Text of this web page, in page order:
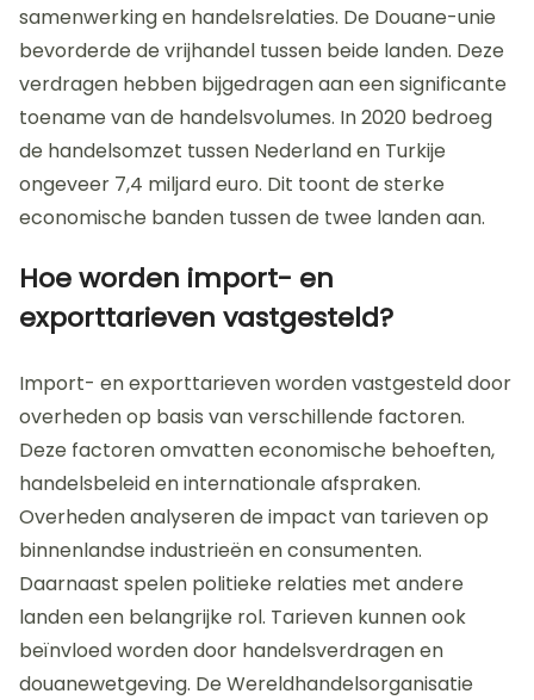
samenwerking en handelsrelaties. De Douane-unie
bevorderde de vrijhandel tussen beide landen. Deze
verdragen hebben bijgedragen aan een significante
toename van de handelsvolumes. In 2020 bedroeg
de handelsomzet tussen Nederland en Turkije
ongeveer 7,4 miljard euro. Dit toont de sterke
economische banden tussen de twee landen aan.
Hoe worden import- en
exporttarieven vastgesteld?
Import- en exporttarieven worden vastgesteld door
overheden op basis van verschillende factoren.
Deze factoren omvatten economische behoeften,
handelsbeleid en internationale afspraken.
Overheden analyseren de impact van tarieven op
binnenlandse industrieën en consumenten.
Daarnaast spelen politieke relaties met andere
landen een belangrijke rol. Tarieven kunnen ook
beïnvloed worden door handelsverdragen en
douanewetgeving. De Wereldhandelsorganisatie